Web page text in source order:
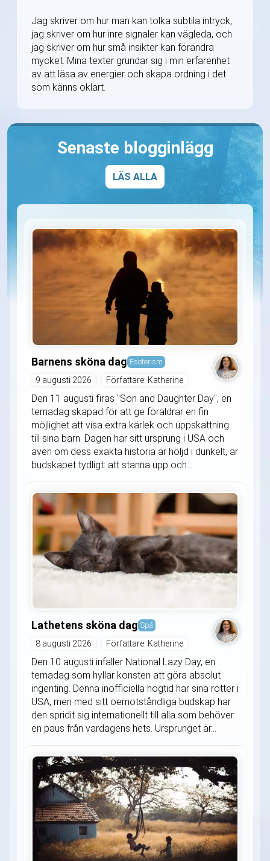
Jag skriver om hur man kan tolka subtila intryck,
jag skriver om hur inre signaler kan vägleda, och
jag skriver om hur små insikter kan förändra
mycket. Mina texter grundar sig i min erfarenhet
av att läsa av energier och skapa ordning i det
som känns oklart.
Senaste blogginlägg
LÄS ALLA
Barnens sköna dag Esoterism
9 augusti 2026 Författare: Katherine
Den 11 augusti firas "Son and Daughter Day", en
temadag skapad för att ge föräldrar en fin
möjlighet att visa extra kärlek och uppskattning
till sina barn. Dagen har sitt ursprung i USA och
även om dess exakta historia är höljd i dunkelt, är
budskapet tydligt: att stanna upp och...
Lathetens sköna dag Spå
8 augusti 2026 Författare: Katherine
Den 10 augusti infaller National Lazy Day, en
temadag som hyllar konsten att göra absolut
ingenting. Denna inofficiella högtid har sina rötter i
USA, men med sitt oemotståndliga budskap har
den spridit sig internationellt till alla som behöver
en paus från vardagens hets. Ursprunget är...